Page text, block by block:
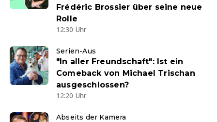
Frédéric Brossier über seine neue
Rolle
12:30 Uhr
Serien-Aus
"In aller Freundschaft": Ist ein
Comeback von Michael Trischan
ausgeschlossen?
12:20 Uhr
Abseits der Kamera